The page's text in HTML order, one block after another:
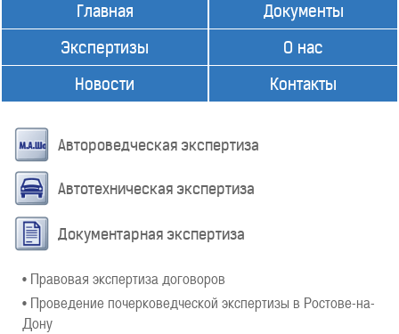
Главная
Экспертизы
Новости
Документы
О нас
Контакты
Автороведческая экспертиза
Автотехническая экспертиза
Документарная экспертиза
• Правовая экспертиза договоров
• Проведение почерковедческой экспертизы в Ростове-на-
Дону